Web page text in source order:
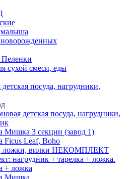
малыша
новорожденных
сухой смеси, еды
посуда, нагрудники,
детская посуда, нагрудники,
Мишка 3 секции (завод 1)
Ficus Leaf, Boho
ложки, вилки НЕКОМПЛЕКТ
нагрудник + тарелка + ложка.
+ ложка
Мишка